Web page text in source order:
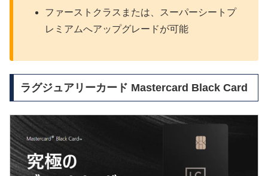
ファーストクラスまたは、スーパーシートプ
レミアムへアップグレードが可能
ラグジュアリーカード Mastercard Black Card